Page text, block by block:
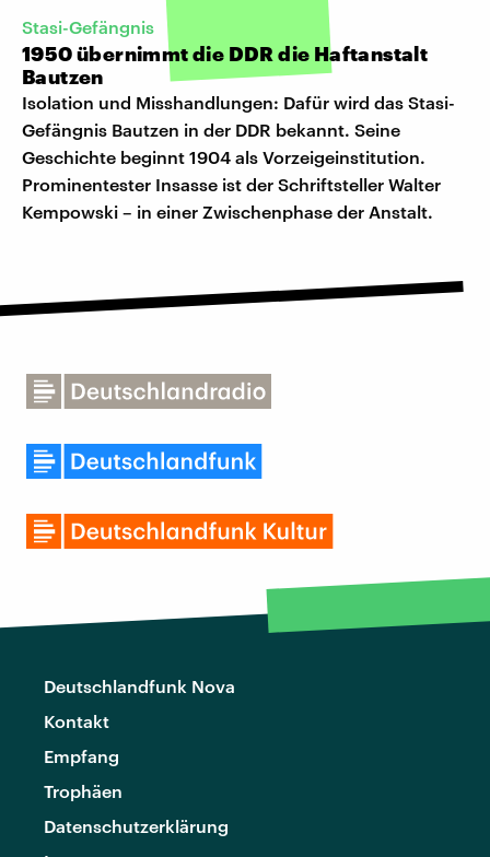
Stasi-Gefängnis
1950 übernimmt die DDR die Haftanstalt
Bautzen
Isolation und Misshandlungen: Dafür wird das Stasi-
Gefängnis Bautzen in der DDR bekannt. Seine
Geschichte beginnt 1904 als Vorzeigeinstitution.
Prominentester Insasse ist der Schriftsteller Walter
Kempowski – in einer Zwischenphase der Anstalt.
Deutschlandfunk Nova
Kontakt
Empfang
Trophäen
Datenschutzerklärung